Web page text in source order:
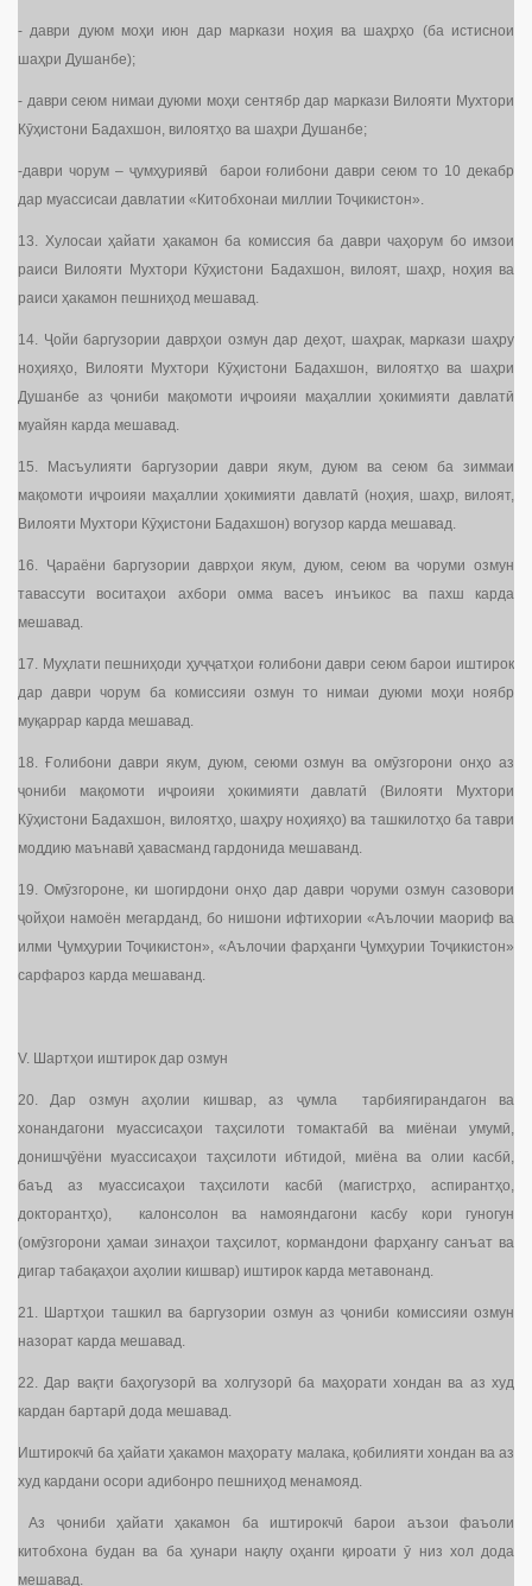
- даври дуюм моҳи июн дар маркази ноҳия ва шаҳрҳо (ба истиснои
шаҳри Душанбе);
- даври сеюм нимаи дуюми моҳи сентябр дар маркази Вилояти Мухтори
Кӯҳистони Бадахшон, вилоятҳо ва шаҳри Душанбе;
-даври чорум – ҷумҳуриявӣ барои ғолибони даври сеюм то 10 декабр
дар муассисаи давлатии «Китобхонаи миллии Тоҷикистон».
13. Хулосаи ҳайати ҳакамон ба комиссия ба даври чаҳорум бо имзои
раиси Вилояти Мухтори Кӯҳистони Бадахшон, вилоят, шаҳр, ноҳия ва
раиси ҳакамон пешниҳод мешавад.
14. Ҷойи баргузории даврҳои озмун дар деҳот, шаҳрак, маркази шаҳру
ноҳияҳо, Вилояти Мухтори Кӯҳистони Бадахшон, вилоятҳо ва шаҳри
Душанбе аз ҷониби мақомоти иҷроияи маҳаллии ҳокимияти давлатӣ
муайян карда мешавад.
15. Масъулияти баргузории даври якум, дуюм ва сеюм ба зиммаи
мақомоти иҷроияи маҳаллии ҳокимияти давлатӣ (ноҳия, шаҳр, вилоят,
Вилояти Мухтори Кӯҳистони Бадахшон) вогузор карда мешавад.
16. Ҷараёни баргузории даврҳои якум, дуюм, сеюм ва чоруми озмун
тавассути воситаҳои ахбори омма васеъ инъикос ва пахш карда
мешавад.
17. Муҳлати пешниҳоди ҳуҷҷатҳои ғолибони даври сеюм барои иштирок
дар даври чорум ба комиссияи озмун то нимаи дуюми моҳи ноябр
муқаррар карда мешавад.
18. Ғолибони даври якум, дуюм, сеюми озмун ва омӯзгорони онҳо аз
ҷониби мақомоти иҷроияи ҳокимияти давлатӣ (Вилояти Мухтори
Кӯҳистони Бадахшон, вилоятҳо, шаҳру ноҳияҳо) ва ташкилотҳо ба таври
моддию маънавӣ ҳавасманд гардонида мешаванд.
19. Омӯзгороне, ки шогирдони онҳо дар даври чоруми озмун сазовори
ҷойҳои намоён мегарданд, бо нишони ифтихории «Аълочии маориф ва
илми Ҷумҳурии Тоҷикистон», «Аълочии фарҳанги Ҷумҳурии Тоҷикистон»
сарфароз карда мешаванд.
V. Шартҳои иштирок дар озмун
20. Дар озмун аҳолии кишвар, аз ҷумла тарбиягирандагон ва
хонандагони муассисаҳои таҳсилоти томактабӣ ва миёнаи умумӣ,
донишҷӯёни муассисаҳои таҳсилоти ибтидоӣ, миёна ва олии касбӣ,
баъд аз муассисаҳои таҳсилоти касбӣ (магистрҳо, аспирантҳо,
докторантҳо), калонсолон ва намояндагони касбу кори гуногун
(омӯзгорони ҳамаи зинаҳои таҳсилот, кормандони фарҳангу санъат ва
дигар табақаҳои аҳолии кишвар) иштирок карда метавонанд.
21. Шартҳои ташкил ва баргузории озмун аз ҷониби комиссияи озмун
назорат карда мешавад.
22. Дар вақти баҳогузорӣ ва холгузорӣ ба маҳорати хондан ва аз худ
кардан бартарӣ дода мешавад.
Иштирокчӣ ба ҳайати ҳакамон маҳорату малака, қобилияти хондан ва аз
худ кардани осори адибонро пешниҳод менамояд.
Аз ҷониби ҳайати ҳакамон ба иштирокчӣ барои аъзои фаъоли
китобхона будан ва ба ҳунари нақлу оҳанги қироати ӯ низ хол дода
мешавад.